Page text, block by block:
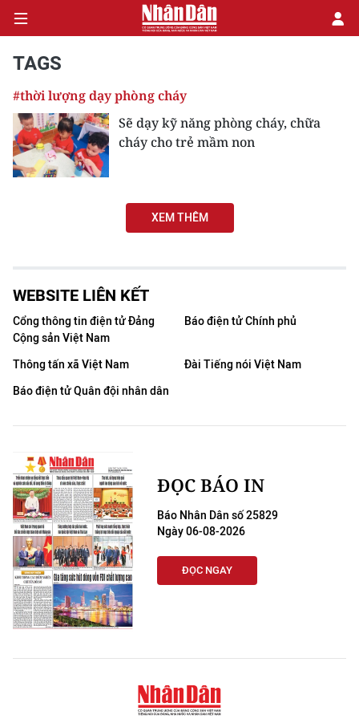
CHÍNH TRỊ
KINH TẾ
DU LỊCH
THẾ GIỚI
Y TẾ
KHOA HỌC - CÔNG NGHỆ
MÔI TRƯỜNG
BẠN ĐỌC
KIỂM CHỨNG THÔNG TIN
54 DÂN TỘC VIỆT NAM
TAGS
#thời lượng dạy phòng cháy
Sẽ dạy kỹ năng phòng cháy, chữa
cháy cho trẻ mầm non
XEM THÊM
WEBSITE LIÊN KẾT
Cổng thông tin điện tử Đảng
Cộng sản Việt Nam
Báo điện tử Chính phủ
Thông tấn xã Việt Nam
Đài Tiếng nói Việt Nam
Báo điện tử Quân đội nhân dân
ĐỌC BÁO IN
Báo Nhân Dân số 25829
Ngày 06-08-2026
ĐỌC NGAY